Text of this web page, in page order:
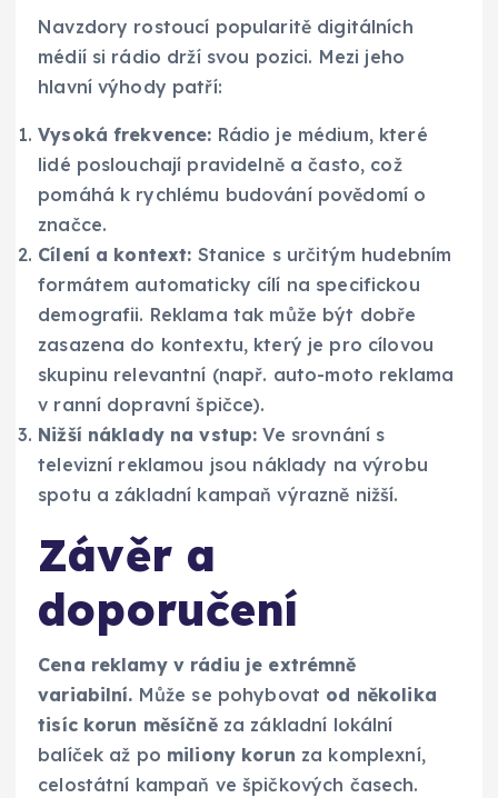
Navzdory rostoucí popularitě digitálních
médií si rádio drží svou pozici. Mezi jeho
hlavní výhody patří:
Vysoká frekvence: Rádio je médium, které
lidé poslouchají pravidelně a často, což
pomáhá k rychlému budování povědomí o
značce.
Cílení a kontext: Stanice s určitým hudebním
formátem automaticky cílí na specifickou
demografii. Reklama tak může být dobře
zasazena do kontextu, který je pro cílovou
skupinu relevantní (např. auto-moto reklama
v ranní dopravní špičce).
Nižší náklady na vstup: Ve srovnání s
televizní reklamou jsou náklady na výrobu
spotu a základní kampaň výrazně nižší.
Závěr a
doporučení
Cena reklamy v rádiu je extrémně
variabilní. Může se pohybovat od několika
tisíc korun měsíčněza základní lokální
balíček až po miliony korun za komplexní,
celostátní kampaň ve špičkových časech.